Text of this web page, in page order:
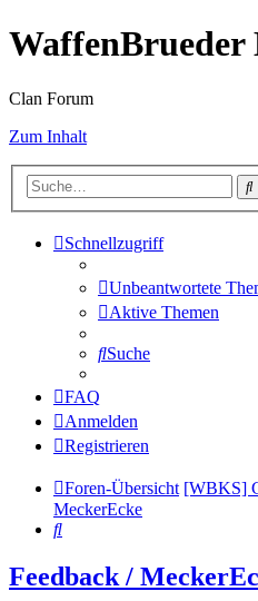
WaffenBrueder
Clan Forum
Zum Inhalt
Schnellzugriff
Unbeantwortete
Aktive Themen
Suche
FAQ
Anmelden
Registrieren
Foren-Übersicht [WBKS]
MeckerEcke
Suche
Feedback /